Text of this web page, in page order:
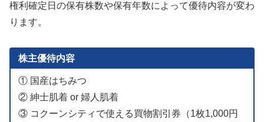
権利確定日の保有株数や保有年数によって優待内容が変わ
ります。
株主優待内容
① 国産はちみつ
② 紳士肌着 or 婦人肌着
③ コクーンシティで使える買物割引券（1枚1,000円